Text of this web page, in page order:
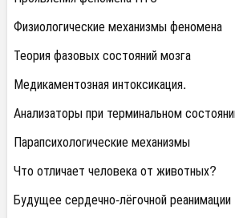
Физиологические механизмы феномена
Теория фазовых состояний мозга
Медикаментозная интоксикация.
Анализаторы при терминальном
Парапсихологические механизмы
Что отличает человека от животных?
Будущее сердечно-лёгочной реанимации